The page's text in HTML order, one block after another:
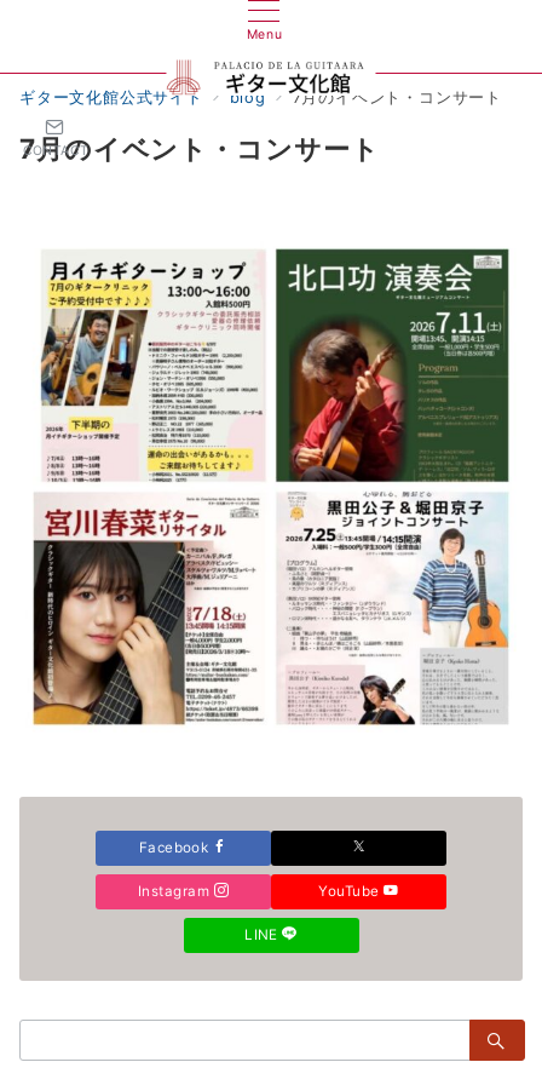
Menu
CONTACT
ギター文化館公式サイト blog 7月のイベント・コンサート
7月のイベント・コンサート
Facebook
Instagram YouTube
LINE
索：